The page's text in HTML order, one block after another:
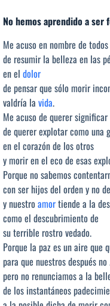
No hemos aprendido a ser
Me acuso en nombre de todos
de resumir la belleza en las
en el dolor
de pensar que sólo morir
valdría la vida.
Me acuso de querer significar
de querer explotar como una
en el corazón de los otros
y morir en el eco de esas
Porque no sabemos
con ser hijos del orden y no
y nuestro amortiende a la
como el descubrimiento de
su terrible rostro vedado.
Porque la paz es un aire que
para que nuestros después
pero no renunciamos a la
de los instantáneos